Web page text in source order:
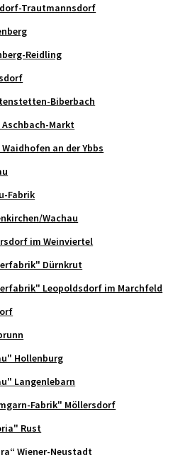
Trautmannsdorf
Reidling
Biberbach
Aschbach-Markt
Waidhofen an der Ybbs
Fabrik
Wachau
im Weinviertel
Dürnkrut
Leopoldsdorf im Marchfeld
Hollenburg
Langenlebarn
Fabrik" Möllersdorf
Rust
Wiener-Neustadt